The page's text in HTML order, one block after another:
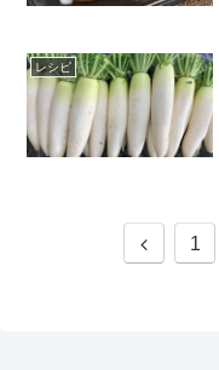
レシピ
前
1